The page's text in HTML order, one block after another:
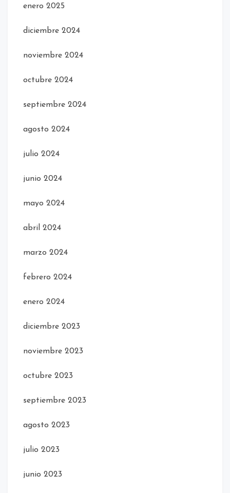
enero 2025
diciembre 2024
noviembre 2024
octubre 2024
septiembre 2024
agosto 2024
julio 2024
junio 2024
mayo 2024
abril 2024
marzo 2024
febrero 2024
enero 2024
diciembre 2023
noviembre 2023
octubre 2023
septiembre 2023
agosto 2023
julio 2023
junio 2023